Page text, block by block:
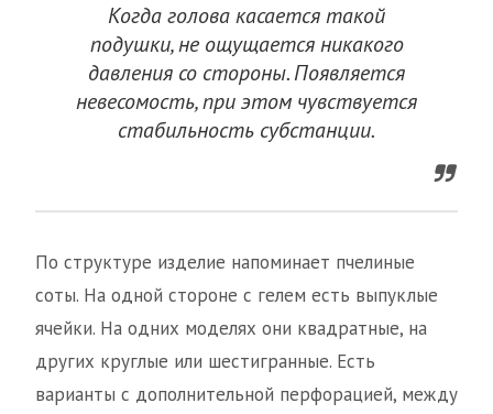
Когда голова касается такой
подушки, не ощущается никакого
давления со стороны. Появляется
невесомость, при этом чувствуется
стабильность субстанции.
По структуре изделие напоминает пчелиные
соты. На одной стороне с гелем есть выпуклые
ячейки. На одних моделях они квадратные, на
других круглые или шестигранные. Есть
варианты с дополнительной перфорацией, между